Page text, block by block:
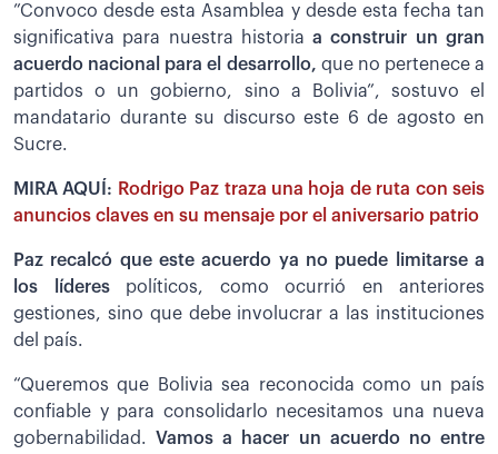
”Convoco desde esta Asamblea y desde esta fecha tan
significativa para nuestra historiaa construir un gran
acuerdo nacional para el desarrollo, que no pertenece a
partidos o un gobierno, sino a Bolivia”, sostuvo el
mandatario durante su discurso este 6 de agosto en
Sucre.
MIRA AQUÍ: Rodrigo Paz traza una hoja de ruta con seis
anuncios claves en su mensaje por el aniversario patrio
Paz recalcó que este acuerdo ya no puede limitarse a
los líderespolíticos, como ocurrió en anteriores
gestiones, sino que debe involucrar a las instituciones
del país.
“Queremos que Bolivia sea reconocida como un país
confiable y para consolidarlo necesitamos una nueva
gobernabilidad.
Vamos a hacer un acuerdo no entre